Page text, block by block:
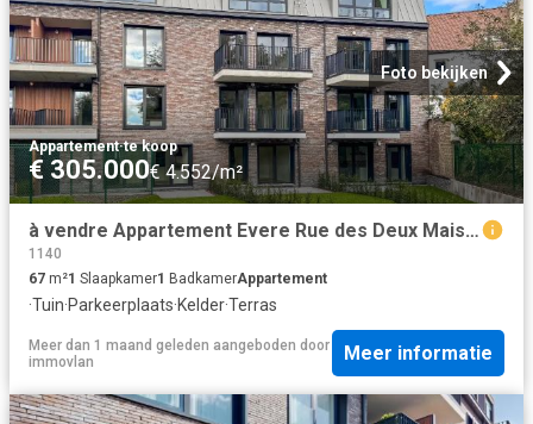
Foto bekijken
Appartement·te koop
€ 305.000€ 4.552/m²
à vendre Appartement Evere Rue des Deux Maisons Saphir 24
1140
67 m²1 Slaapkamer1 BadkamerAppartement
·Tuin·Parkeerplaats·Kelder·Terras
Meer dan 1 maand geleden aangeboden door
immovlan
Meer informatie